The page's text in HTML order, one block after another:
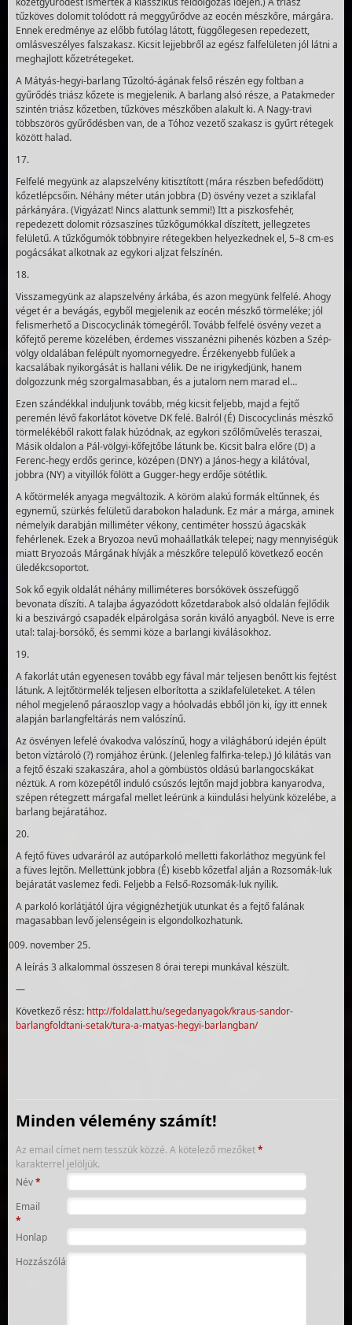
tűzköves dolomit tolódott rá meggyűrődve az eocén mészkőre, márgára.
Ennek eredménye az előbb futólag látott, függőlegesen repedezett,
omlásveszélyes falszakasz. Kicsit lejjebbről az egész falfelületen jól látni a
meghajlott kőzetrétegeket.
A Mátyás-hegyi-barlang Tűzoltó-ágának felső részén egy foltban a
gyűrődés triász kőzete is megjelenik. A barlang alsó része, a Patakmeder
szintén triász kőzetben, tűzköves mészkőben alakult ki. A Nagy-travi
többszörös gyűrődésben van, de a Tóhoz vezető szakasz is gyűrt rétegek
között halad.
17.
Felfelé megyünk az alapszelvény kitisztított (mára részben befedődött)
kőzetlépcsőin. Néhány méter után jobbra (D) ösvény vezet a sziklafal
párkányára. (Vigyázat! Nincs alattunk semmi!) Itt a piszkosfehér,
repedezett dolomit rózsa­színes tűzkőgumókkal díszített, jellegzetes
felületű. A tűzkőgumók többnyire rétegekben helyezkednek el, 5–8 cm-es
pogácsákat alkotnak az egykori aljzat felszínén.
18.
Visszamegyünk az alapszelvény árkába, és azon megyünk felfelé. Ahogy
véget ér a bevágás, egyből megjelenik az eocén mészkő törmeléke; jól
felismerhető a Discocyclinák tömegéről. Tovább felfelé ösvény vezet a
kőfejtő pereme közelében, érdemes visszanézni pihenés közben a Szép-
völgy oldalában felépült nyomornegyedre. Érzékenyebb fülűek a
kacsalábak nyikorgását is hallani vélik. De ne irigykedjünk, hanem
dolgozzunk még szorgalmasabban, és a jutalom nem marad el…
Ezen szándékkal induljunk tovább, még kicsit feljebb, majd a fejtő
peremén lévő fakorlátot követve DK felé. Balról (É) Discocyclinás mészkő
törmelékéből rakott falak húzódnak, az egykori szőlőművelés teraszai,
Másik oldalon a Pál-völgyi-kőfejtőbe látunk be. Kicsit balra előre (D) a
Ferenc-hegy erdős gerince, középen (DNY) a János-hegy a kilátóval,
jobbra (NY) a vityillók fölött a Gugger-hegy erdője sötétlik.
A kőtörmelék anyaga megváltozik. A köröm alakú formák eltűnnek, és
egy­nemű, szürkés felületű darabokon haladunk. Ez már a márga, aminek
némelyik darabján milliméter vékony, centiméter hosszú ágacskák
fehérlenek. Ezek a Bryozoa nevű mohaállatkák telepei; nagy mennyiségük
miatt Bryozoás Márgá­nak hívják a mészkőre települő következő eocén
üledékcsoportot.
Sok kő egyik oldalát néhány milliméteres borsókövek összefüggő
bevonata díszíti. A talajba ágyazódott kőzet­darabok alsó oldalán fejlődik
ki a beszivárgó csapadék elpárolgása során kiváló anyagból. Neve is erre
utal: talaj-borsókő, és semmi köze a barlangi kiválásokhoz.
19.
A fakorlát után egyenesen tovább egy fával már tel­jesen benőtt kis fejtést
látunk. A lejtőtörmelék teljesen elborította a sziklafelületeket. A télen
néhol megjelenő páraoszlop vagy a hóolvadás ebből jön ki, így itt ennek
alapján barlangfeltárás nem valószínű.
Az ösvényen lefelé óvakodva valószínű, hogy a világhá­ború idején épült
beton víztároló (?) romjához érünk. (Jelenleg falfirka-telep.) Jó kilátás van
a fejtő északi szakaszára, ahol a gömbüstös oldású barlangocskákat
néztük. A rom közepétől induló csúszós lejtőn majd jobbra kanya­rodva,
szépen rétegzett márgafal mellet leérünk a kiindulási helyünk közelébe, a
barlang bejáratához.
20.
A fejtő füves udvaráról az autóparkoló melletti fakorláthoz megyünk fel
a füves lejtőn. Mellettünk jobbra (É) kisebb kőzetfal alján a Rozsomák-luk
be­járatát vaslemez fedi. Feljebb a Felső-Rozsomák-luk nyílik.
A parkoló korlátjától újra végignézhetjük utunkat és a fejtő falának
magasabban levő jelenségein is elgondol­kozhatunk.
november 25.
A leírás 3 alkalommal összesen 8 órai terepi munkával készült.
—
Következő rész: http://foldalatt.hu/segedanyagok/kraus-sandor-
barlangfoldtani-setak/tura-a-matyas-hegyi-barlangban/
Minden vélemény számít!
Az email címet nem tesszük közzé. A kötelező mezőket*
karakterrel jelöljük.
Név*
Email
*
Honlap
Hozzászólás